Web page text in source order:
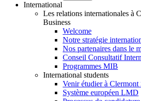
International
Les relations internationales à
Business
Welcome
Notre stratégie
Nos partenaires dans le
Conseil Consultatif
Programmes MIB
International students
Venir étudier à
Système européen LMD